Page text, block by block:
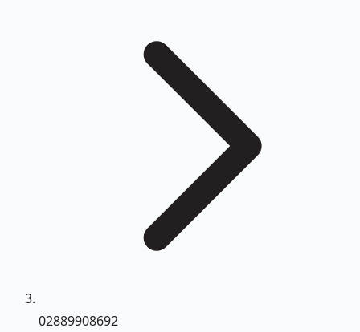
02889908692